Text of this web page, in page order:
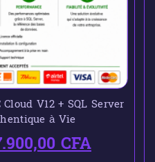
V12 + SQL Server
à Vie
CFA